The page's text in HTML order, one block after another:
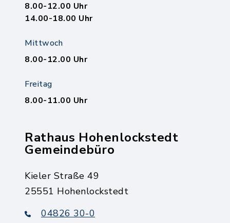
8.00-12.00 Uhr
14.00-18.00 Uhr
Mittwoch
8.00-12.00 Uhr
Freitag
8.00-11.00 Uhr
Rathaus Hohenlockstedt
Gemeindebüro
Kieler Straße 49
25551 Hohenlockstedt
04826 30-0